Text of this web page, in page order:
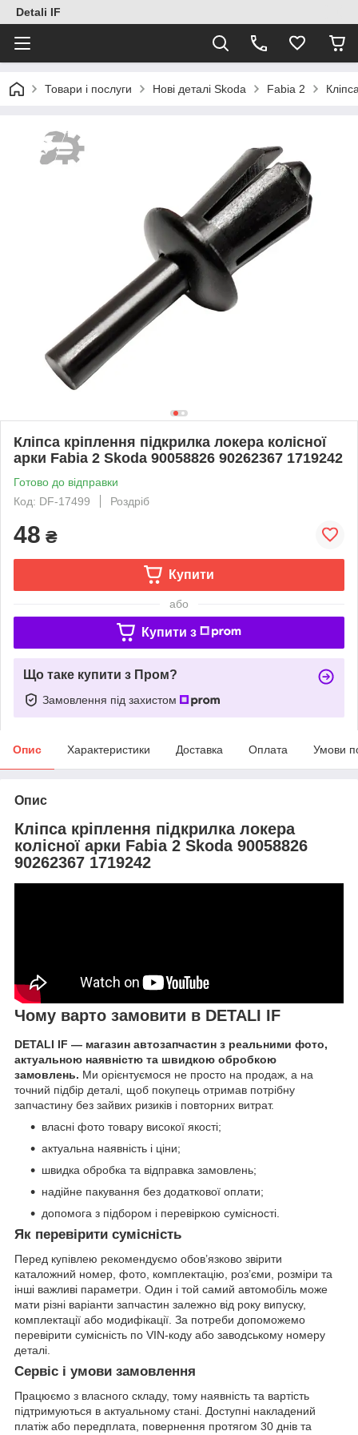
Detali IF
Товари і послуги Нові деталі Skoda Fabia 2
Кліпса кріплення підкрилка локера колісної
арки Fabia 2 Skoda 90058826 90262367 1719242
Готово до відправки
Код: DF-17499
Роздріб
48 ₴
Купити
або
Купити з
Що таке купити з Пром?
Замовлення під захистом
Опис Характеристики Доставка Оплата Умови
Опис
Кліпса кріплення підкрилка локера
колісної арки Fabia 2 Skoda 90058826
90262367 1719242
Чому варто замовити в DETALI IF
DETALI IF — магазин автозапчастин з реальними фото,
актуальною наявністю та швидкою обробкою
замовлень. Ми орієнтуємося не просто на продаж, а на
точний підбір деталі, щоб покупець отримав потрібну
запчастину без зайвих ризиків і повторних витрат.
власні фото товару високої якості;
актуальна наявність і ціни;
швидка обробка та відправка замовлень;
надійне пакування без додаткової оплати;
допомога з підбором і перевіркою сумісності.
Як перевірити сумісність
Перед купівлею рекомендуємо обов’язково звірити
каталожний номер, фото, комплектацію, роз’єми, розміри та
інші важливі параметри. Один і той самий автомобіль може
мати різні варіанти запчастин залежно від року випуску,
комплектації або модифікації. За потреби допоможемо
перевірити сумісність по VIN-коду або заводському номеру
деталі.
Сервіс і умови замовлення
Працюємо з власного складу, тому наявність та вартість
підтримуються в актуальному стані. Доступні накладений
платіж або передплата, повернення протягом 30 днів та